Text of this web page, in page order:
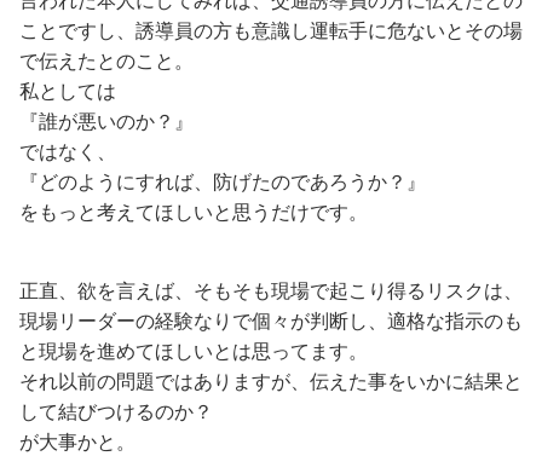
ことですし、誘導員の方も意識し運転手に危ないとその場
で伝えたとのこと。
私としては
『誰が悪いのか？』
ではなく、
『どのようにすれば、防げたのであろうか？』
をもっと考えてほしいと思うだけです。
正直、欲を言えば、そもそも現場で起こり得るリスクは、
現場リーダーの経験なりで個々が判断し、適格な指示のも
と現場を進めてほしいとは思ってます。
それ以前の問題ではありますが、伝えた事をいかに結果と
して結びつけるのか？
が大事かと。